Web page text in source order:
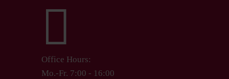

Office Hours:
Mo.-Fr. 7:00 - 16:00